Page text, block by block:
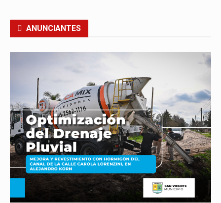
ANUNCIANTES